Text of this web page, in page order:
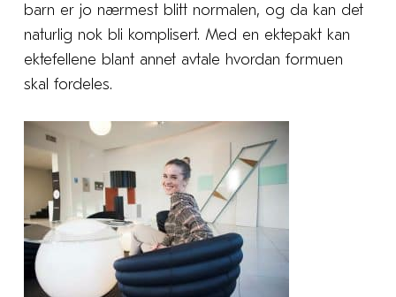
barn er jo nærmest blitt normalen, og da kan det
naturlig nok bli komplisert. Med en ektepakt kan
ektefellene blant annet avtale hvordan formuen
skal fordeles.